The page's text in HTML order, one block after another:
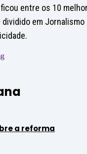
entre os 10
em Jornalismo
a reforma